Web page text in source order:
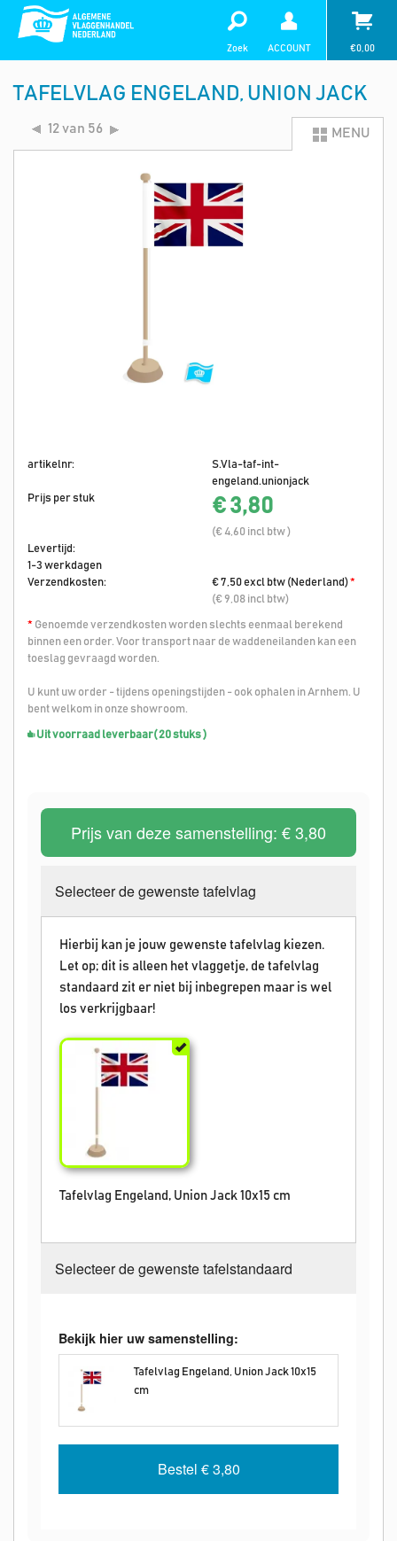
Zoek ACCOUNT €0,00
TAFELVLAG ENGELAND, UNION JACK
12 van 56 MENU
artikelnr:
S.Vla-taf-int-
engeland.unionjack
Prijs per stuk
€ 3,80
(€ 4,60 incl btw )
Levertijd:
1-3 werkdagen
Verzendkosten:
€ 7,50 excl btw (Nederland)*
(€ 9,08 incl btw)
* Genoemde verzendkosten worden slechts eenmaal berekend
binnen een order. Voor transport naar de waddeneilanden kan een
toeslag gevraagd worden.
U kunt uw order - tijdens openingstijden - ook ophalen in Arnhem. U
bent welkom in onze showroom.
Uit voorraad leverbaar( 20 stuks )
Prijs van deze samenstelling: € 3,80
Selecteer de gewenste tafelvlag
Hierbij kan je jouw gewenste tafelvlag kiezen.
Let op; dit is alleen het vlaggetje, de tafelvlag
standaard zit er niet bij inbegrepen maar is wel
los verkrijgbaar!
Tafelvlag Engeland, Union Jack 10x15 cm
Selecteer de gewenste tafelstandaard
Bekijk hier uw samenstelling:
Tafelvlag Engeland, Union Jack 10x15
cm
Bestel € 3,80